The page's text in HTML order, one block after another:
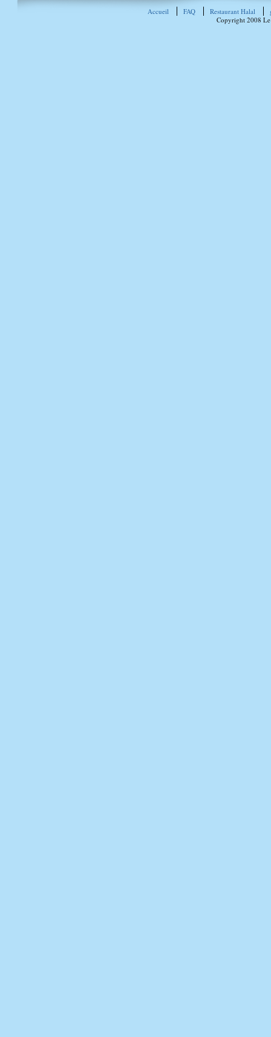
Accueil FAQ Restaurant Halal
Copyright 2008